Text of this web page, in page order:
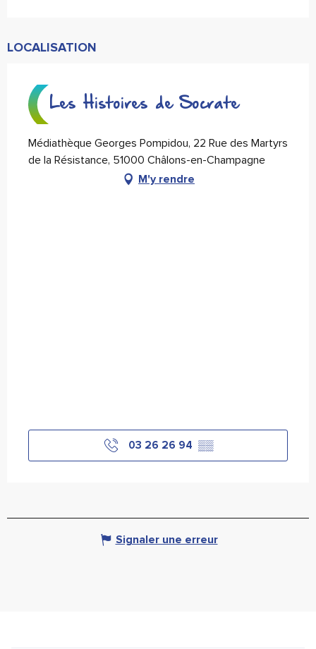
LOCALISATION
Les Histoires de Socrate
Médiathèque Georges Pompidou, 22 Rue des Martyrs
de la Résistance, 51000 Châlons-en-Champagne
M'y rendre
03 26 26 94 ▒▒
Signaler une erreur